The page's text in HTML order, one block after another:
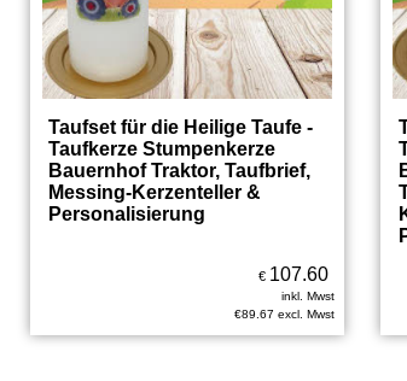
Taufset für die Heilige Taufe -
Taufkerze Stumpenkerze
Bauernhof Traktor, Taufbrief,
Messing-Kerzenteller &
Personalisierung
€ 107.60
inkl. Mwst
€89.67 excl. Mwst